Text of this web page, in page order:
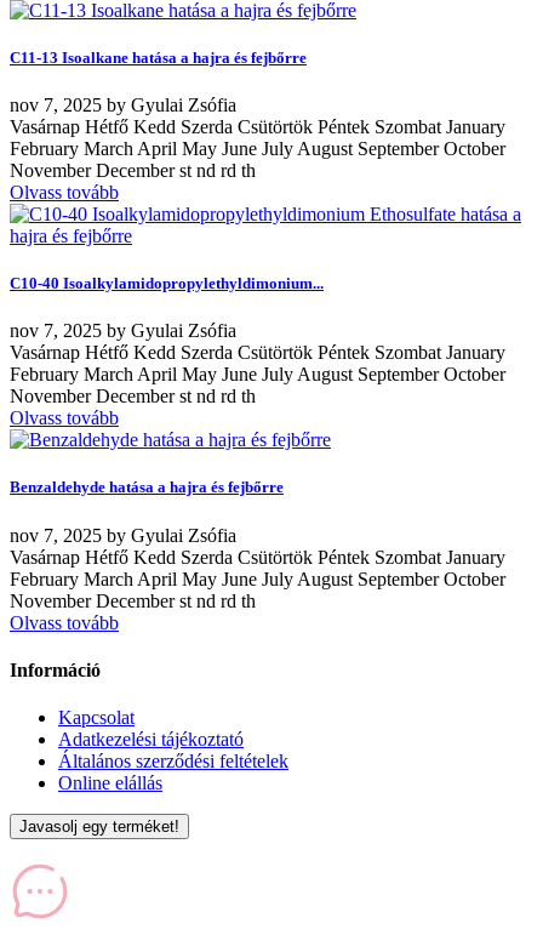
C11-13 Isoalkane hatása a hajra és fejbőrre
nov 7, 2025 by Gyulai Zsófia
Vasárnap Hétfő Kedd Szerda Csütörtök Péntek Szombat January
February March April May June July August September October
November December st nd rd th
Olvass tovább
C10-40 Isoalkylamidopropylethyldimonium...
nov 7, 2025 by Gyulai Zsófia
Vasárnap Hétfő Kedd Szerda Csütörtök Péntek Szombat January
February March April May June July August September October
November December st nd rd th
Olvass tovább
Benzaldehyde hatása a hajra és fejbőrre
nov 7, 2025 by Gyulai Zsófia
Vasárnap Hétfő Kedd Szerda Csütörtök Péntek Szombat January
February March April May June July August September October
November December st nd rd th
Olvass tovább
Információ
Kapcsolat
Adatkezelési tájékoztató
Általános szerződési feltételek
Online elállás
Javasolj egy terméket!